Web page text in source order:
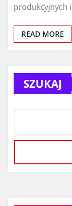
produkcyjnych
READ MORE
SZUKAJ